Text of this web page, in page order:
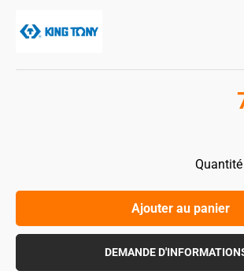
Quantité
Ajouter au panier
DEMANDE